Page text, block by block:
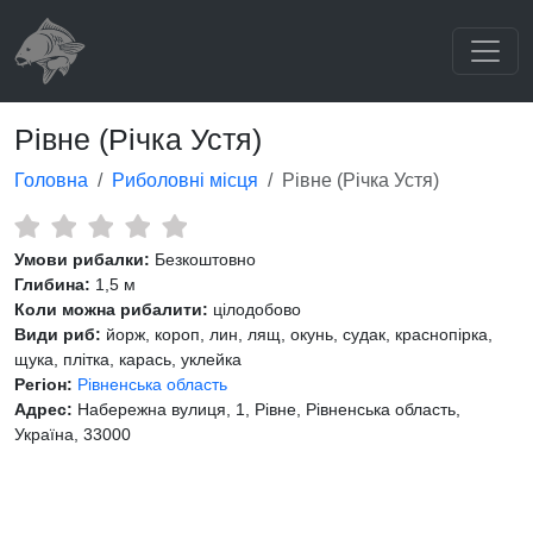
Рівне (Річка Устя)
Головна Риболовні місця Рівне (Річка Устя)
Умови рибалки: Безкоштовно
Глибина: 1,5 м
Коли можна рибалити: цілодобово
Види риб: йорж, короп, лин, лящ, окунь, судак, краснопірка,
щука, плітка, карась, уклейка
Регіон: Рівненська область
Адрес: Набережна вулиця, 1, Рівне, Рівненська область,
Україна, 33000